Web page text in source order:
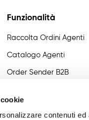
contenuti
Funzionalità
Raccolta Ordini Agenti
Catalogo Agenti
Order Sender B2B